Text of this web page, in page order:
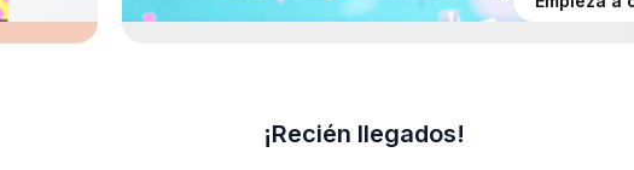
¡Recién llegados!